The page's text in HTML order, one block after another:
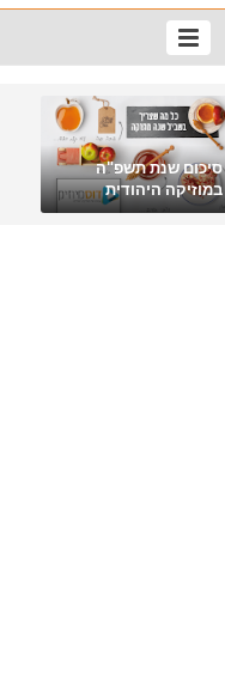
סיכום שנת תשפ"ה
במוזיקה היהודית